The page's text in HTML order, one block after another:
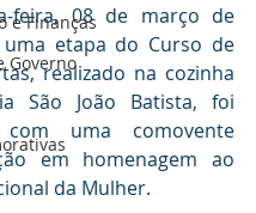
e Finanças
Governo
feira, 08 de março de
uma etapa do Curso de
realizado na cozinha
São João Batista, foi
com uma comovente
em homenagem ao
da Mulher.